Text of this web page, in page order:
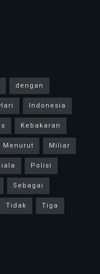
dengan
Indonesia
Kebakaran
Menurut
Miliar
Polisi
Sebagai
Tidak
Tiga